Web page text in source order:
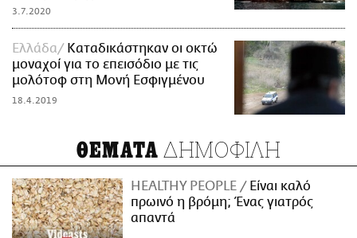
3.7.2020
Ελλάδα
Καταδικάστηκαν οι οκτώ
μοναχοί για το επεισόδιο με τις
μολότοφ στη Μονή Εσφιγμένου
18.4.2019
ΘΕΜΑΤΑ ΔΗΜΟΦΙΛΗ
HEALTHY PEOPLE
Είναι καλό
πρωινό η βρόμη; Ένας γιατρός
απαντά